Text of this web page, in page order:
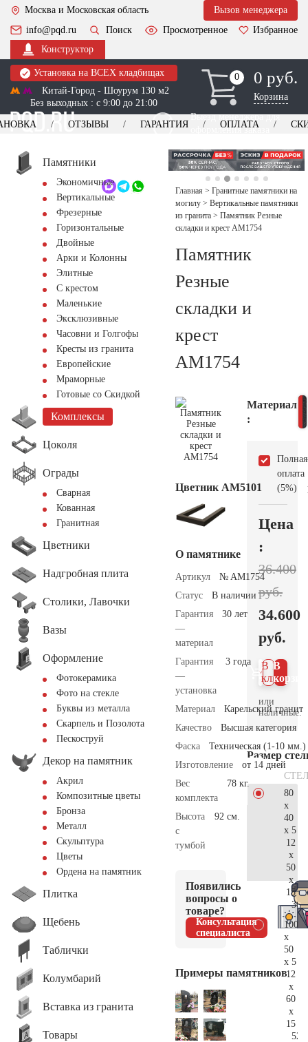
Москва и Московская область
Вызов менеджера
info@pqd.ru
Поиск Просмотренное
Избранное
Конструктор
Установка на ВСЕХ кладбищах
Китай-Город - Шоурум 130 м2
Без выходных : с 9:00 до 21:00
0
0 0 руб.
Корзина
Выезд менеджера для
оформления заказа
+7 (495) 518-44-23
Обратный звонок
ОТЗЫВЫ ГАРАНТИЯ ОПЛАТА
Памятники
Экономичные
Вертикальные
Фрезерные
Горизонтальные
Двойные
Арки и Колонны
Элитные
С крестом
Маленькие
Эксклюзивные
Часовни и Голгофы
Кресты из гранита
Европейские
Мраморные
Готовые со Скидкой
Комплексы
Цоколя
Ограды
Сварная
Кованная
Гранитная
Цветники
Надгробная плита
Столики, Лавочки
Вазы
Оформление
Фотокерамика
Фото на стекле
Буквы из металла
Скарпель и Позолота
Пескоструй
Декор на памятник
Акрил
Композитные цветы
Бронза
Металл
Скульптура
Цветы
Ордена на памятник
Плитка
Щебень
Таблички
Колумбарий
Вставка из гранита
Товары
Главная > Гранитные памятники на
могилу > Вертикальные памятники
из гранита > Памятник Резные
складки и крест AM1754
Памятник
Резные
складки и
крест
AM1754
Цветник АМ5101
О памятнике
Артикул
№ AM1754
Статус
В наличии
Гарантия
—
материал
30 лет
Гарантия
—
установка
3 года
Материал
Карельский гранит
Качество
Высшая категория
Фаска
Техническая (1-10 мм.)
Изготовление
от 14 дней
Вес
комплекта
78 кг.
Высота
с
тумбой
92 см.
Появились
вопросы о
товаре?
Консультация
специалиста
Примеры памятников
Материал
:
Полная
оплата
(5%)
Цена
:
36.400
руб.
34.600
руб.
В
В 1
клик
или
наличные.
Размер
80
x
40
x 5
12
x
50
x
15
100
x
50
x 5
12
x
60
x
15